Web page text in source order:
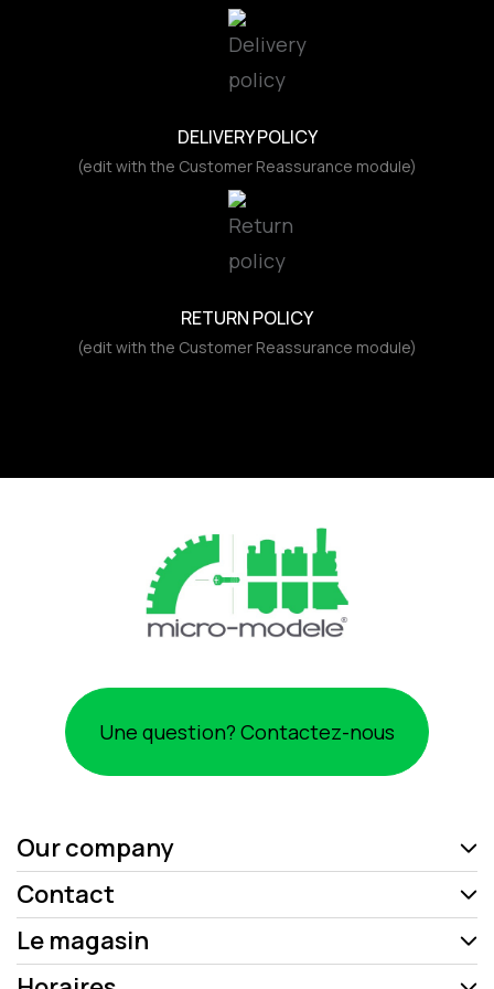
DELIVERY POLICY
(edit with the Customer Reassurance module)
RETURN POLICY
(edit with the Customer Reassurance module)
Une question? Contactez-nous
Our company
Contact
Le magasin